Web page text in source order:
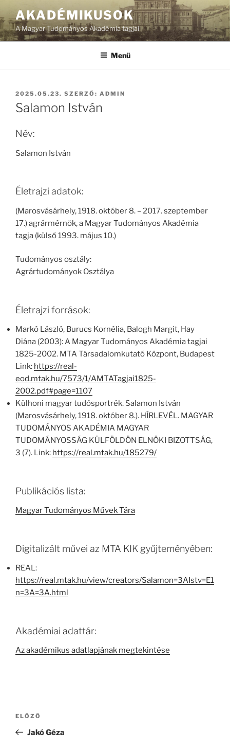
AKADÉMIKUSOK
A Magyar Tudományos Akadémia tagjai
Menü
BEKÜLDVE:
2025.05.23. SZERZŐ: ADMIN
Salamon István
Név:
Salamon István
Életrajzi adatok:
(Marosvásárhely, 1918. október 8. – 2017. szeptember
17.) agrármérnök, a Magyar Tudományos Akadémia
tagja (külső 1993. május 10.)
Tudományos osztály:
Agrártudományok Osztálya
Életrajzi források:
Markó László, Burucs Kornélia, Balogh Margit, Hay
Diána (2003): A Magyar Tudományos Akadémia tagjai
1825-2002. MTA Társadalomkutató Központ, Budapest
Link: https://real-
eod.mtak.hu/7573/1/AMTATagjai1825-
2002.pdf#page=1107
Külhoni magyar tudósportrék. Salamon István
(Marosvásárhely, 1918. október 8.). HÍRLEVÉL. MAGYAR
TUDOMÁNYOS AKADÉMIA MAGYAR
TUDOMÁNYOSSÁG KÜLFÖLDÖN ELNÖKI BIZOTTSÁG,
3 (7). Link: https://real.mtak.hu/185279/
Publikációs lista:
Magyar Tudományos Művek Tára
Digitalizált művei az MTA KIK gyűjteményében:
REAL:
https://real.mtak.hu/view/creators/Salamon=3AIstv=E1
n=3A=3A.html
Akadémiai adattár:
Az akadémikus adatlapjának megtekintése
Bejegyzés
Korábbi
bejegyzés
ELŐZŐ
Jakó Géza